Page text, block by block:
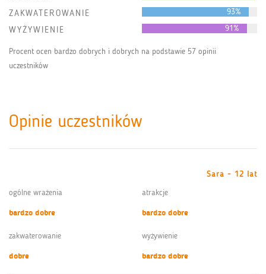
ZAKWATEROWANIE 93%
WYŻYWIENIE 91%
Procent ocen bardzo dobrych i dobrych na podstawie 57 opinii
uczestników
Opinie uczestników
Sara - 12 lat
ogólne wrażenia
bardzo dobre
atrakcje
bardzo dobre
zakwaterowanie
dobre
wyżywienie
bardzo dobre